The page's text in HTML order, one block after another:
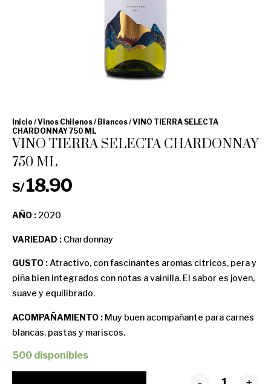
Inicio /Vinos Chilenos/ Blancos/ VINO TIERRA SELECTA
CHARDONNAY 750 ML
VINO TIERRA SELECTA CHARDONNAY
750 ML
S/18.90
AÑO : 2020
VARIEDAD : Chardonnay
GUSTO : Atractivo, con fascinantes aromas citricos, pera y
piña bien integrados con notas a vainilla. El sabor es joven,
suave y equilibrado.
ACOMPAÑAMIENTO : Muy buen acompañante para carnes
blancas, pastas y mariscos.
500 disponibles